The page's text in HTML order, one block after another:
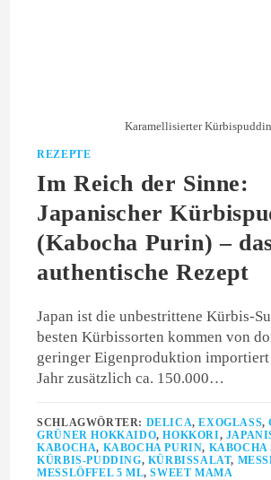
Karamellisierter
REZEPTE
Im Reich der Sinne:
Japanischer
(Kabocha Purin) –
authentische Rezept
Japan ist die unbestrittene Kürbis-
besten Kürbissorten kommen von
geringer Eigenproduktion
Jahr zusätzlich ca. 150.000…
SCHLAGWÖRTER: DELICA,EXOGLASS,
GRÜNER HOKKAIDO,HOKKORI,
KABOCHA, KABOCHA PURIN, KABOCHA
KÜRBIS-PUDDING, KÜRBISSALAT,
MESSLÖFFEL 5 ML,SWEET MAMA